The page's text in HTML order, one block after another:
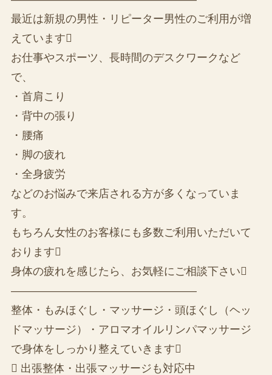
最近は新規の男性・リピーター男性のご利用が増
えています
お仕事やスポーツ、長時間のデスクワークなど
で、
・首肩こり
・背中の張り
・腰痛
・脚の疲れ
・全身疲労
などのお悩みで来店される方が多くなっていま
す。
もちろん女性のお客様にも多数ご利用いただいて
おります
身体の疲れを感じたら、お気軽にご相談下さい
—————————————————
整体・もみほぐし・マッサージ・頭ほぐし（ヘッ
ドマッサージ）・アロマオイルリンパマッサージ
で身体をしっかり整えていきます
 出張整体・出張マッサージも対応中